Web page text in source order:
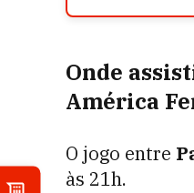
Onde
América
O jogo entre
às 21h.